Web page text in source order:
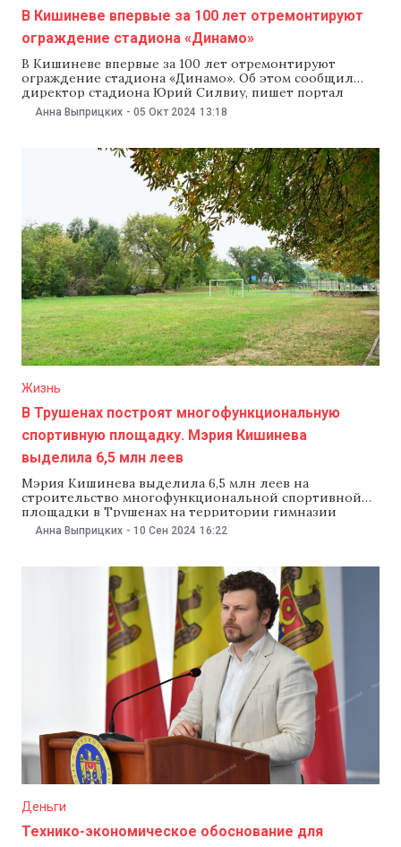
В Кишиневе впервые за 100 лет отремонтируют
ограждение стадиона «Динамо»
В Кишиневе впервые за 100 лет отремонтируют
ограждение стадиона «Динамо». Об этом сообщил
директор стадиона Юрий Силвиу, пишет портал
moldfootball. «Забор, которому уже 100 лет, никогда
ранее не ремонтировали. Работа обойдется примерно
внутренних дел», — сказал Силвиу. Реконструкция
ограждения — часть более масштабного
Анна Выприцких - 05 Окт 2024 13:18
Жизнь
В Трушенах построят многофункциональную
спортивную площадку. Мэрия Кишинева
выделила 6,5 млн леев
Мэрия Кишинева выделила 6,5 млн леев на
строительство многофункциональной спортивной
площадки в Трушенах на территории гимназии
имени Георге Мадана. Работы планируют завершить в
2025 году. Об этом 10 сентября сообщили в пресс-
многофункциональную спортивную площадку с
детскими игровыми зонами и зелеными
территориями. На этот проект
Анна Выприцких - 10 Сен 2024 16:22
Деньги
Технико-экономическое обоснование для